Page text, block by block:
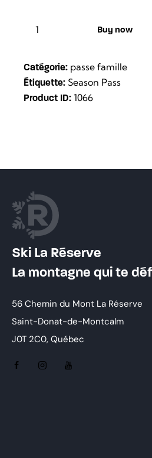
Buy now
Catégorie: passe famille
Étiquette: Season Pass
Product ID: 1066
Ski La Réserve
La montagne qui te
56 Chemin du Mont La Réserve
Saint-Donat-de-Montcalm
J0T 2C0, Québec